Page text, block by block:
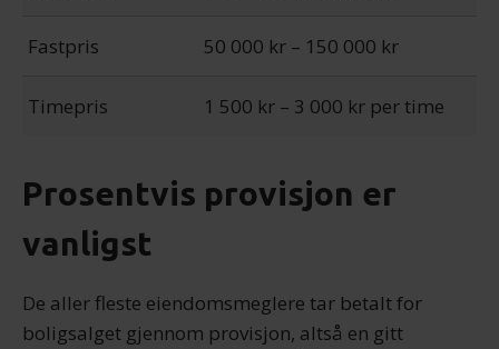
Fastpris 50 000 kr – 150 000 kr
Timepris 1 500 kr – 3 000 kr per time
Prosentvis provisjon er
vanligst
De aller fleste eiendomsmeglere tar betalt for
boligsalget gjennom provisjon, altså en gitt